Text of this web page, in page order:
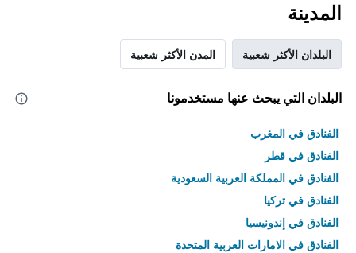
المدينة
البلدان الأكثر شعبية المدن الأكثر شعبية
البلدان التي يبحث عنها مستخدمونا
الفنادق في المغرب
الفنادق في قطر
الفنادق في المملكة العربية السعودية
الفنادق في تركيا
الفنادق في إندونيسيا
الفنادق في الامارات العربية المتحدة